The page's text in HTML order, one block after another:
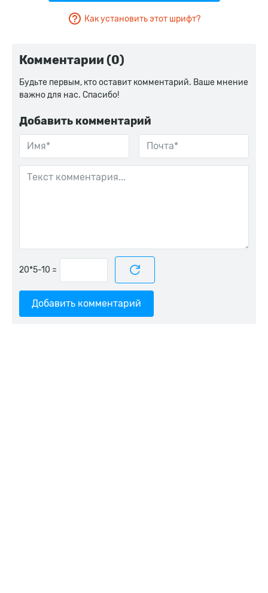
Как установить этот шрифт?
Комментарии (0)
Будьте первым, кто оставит комментарий. Ваше мнение
важно для нас. Спасибо!
Добавить комментарий
=
Добавить комментарий